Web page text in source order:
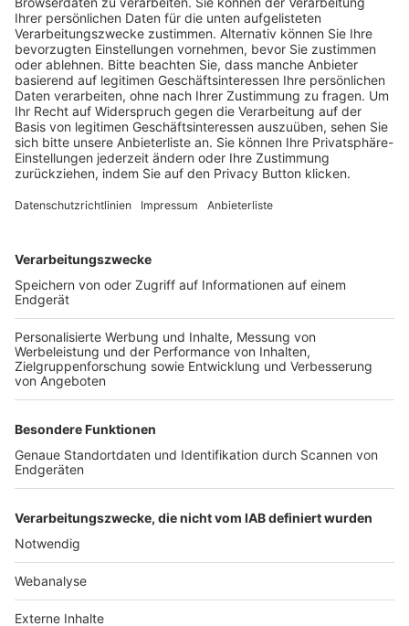
Trainerausbildung
Schulungsangebot Vereinsmitarbeiter
BFV-Geschäftsstellen
Trainerbörse
Login SpielPlus
FOLGE DEM BFV
TOP-VEREINE
TOP-PARTNER
Nutzungsbedingungen Datenschutz Impressum